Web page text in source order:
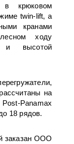
в крюковом
twin-lift, а
кранами
ходу
и высотой
на
Panamax
18 рядов.
заказан ООО